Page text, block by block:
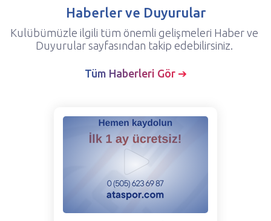
Haberler ve Duyurular
Kulübümüzle ilgili tüm önemli gelişmeleri Haber ve
Duyurular sayfasından takip edebilirsiniz.
Tüm Haberleri Gör ➔